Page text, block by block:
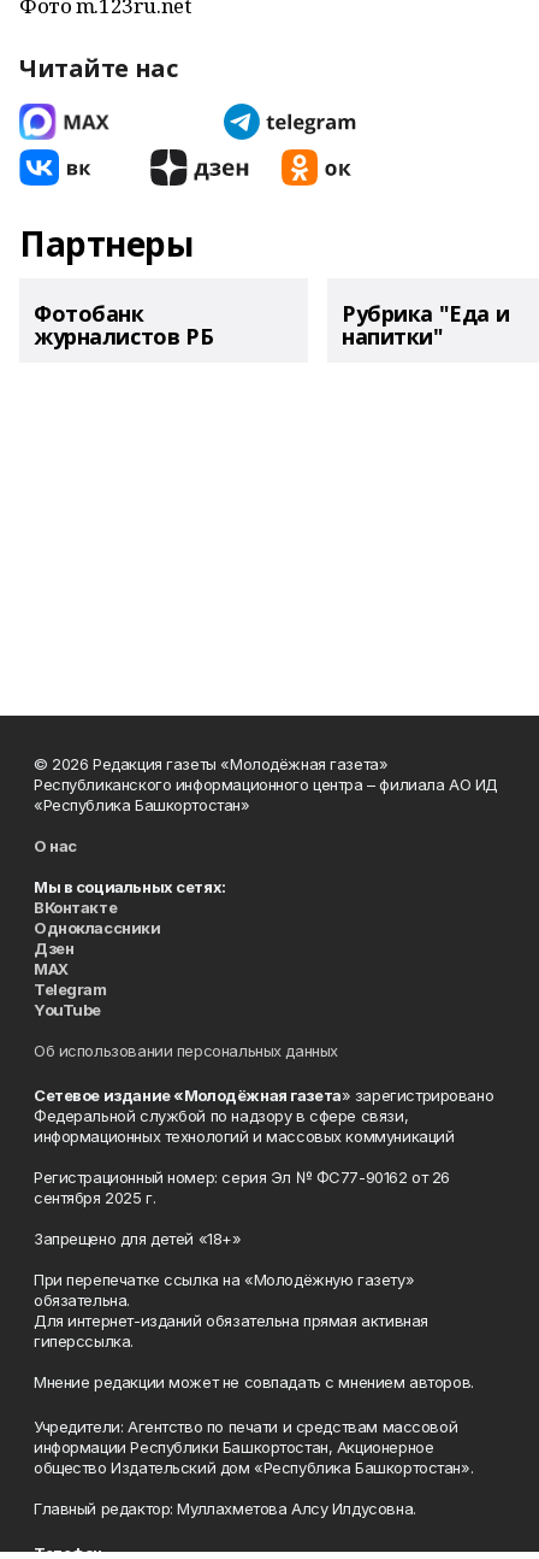
Читайте нас
Партнеры
Фотобанк
журналистов РБ
Рубрика "Еда и
напитки"
© 2026 Редакция газеты «Молодёжная газета»
Республиканского информационного центра – филиала АО ИД
«Республика Башкортостан»
О нас
Мы в социальных сетях:
ВКонтакте
Одноклассники
Дзен
MAX
Telegram
YouTube
Об использовании персональных данных
Сетевое издание «Молодёжная газета» зарегистрировано
Федеральной службой по надзору в сфере связи,
информационных технологий и массовых коммуникаций
Регистрационный номер: серия Эл № ФС77-90162 от 26
сентября 2025 г.
Запрещено для детей «18+»
При перепечатке ссылка на «Молодёжную газету»
обязательна.
Для интернет-изданий обязательна прямая активная
гиперссылка.
Мнение редакции может не совпадать с мнением авторов.
Учредители: Агентство по печати и средствам массовой
информации Республики Башкортостан, Акционерное
общество Издательский дом «Республика Башкортостан».
Главный редактор: Муллахметова Алсу Илдусовна.
Телефон